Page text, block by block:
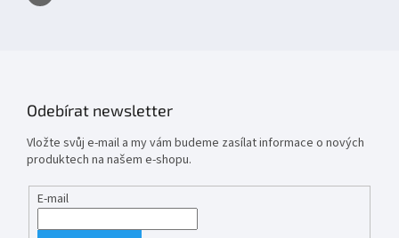
Odebírat newsletter
Vložte svůj e-mail a my vám budeme zasílat informace o nových
produktech na našem e-shopu.
E-mail